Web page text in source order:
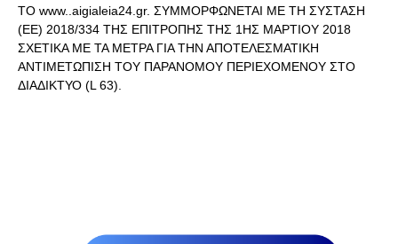
ΤΟ www..aigialeia24.gr. ΣΥΜΜΟΡΦΩΝΕΤΑΙ ΜΕ ΤΗ ΣΥΣΤΑΣΗ
(ΕΕ) 2018/334 ΤΗΣ ΕΠΙΤΡΟΠΗΣ ΤΗΣ 1ΗΣ ΜΑΡΤΙΟΥ 2018
ΣΧΕΤΙΚΑ ΜΕ ΤΑ ΜΕΤΡΑ ΓΙΑ ΤΗΝ ΑΠΟΤΕΛΕΣΜΑΤΙΚΗ
ΑΝΤΙΜΕΤΩΠΙΣΗ ΤΟΥ ΠΑΡΑΝΟΜΟΥ ΠΕΡΙΕΧΟΜΕΝΟΥ ΣΤΟ
ΔΙΑΔΙΚΤΥΟ (L 63).